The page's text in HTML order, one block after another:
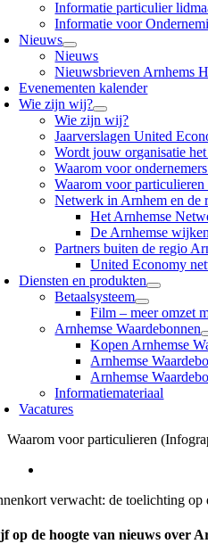
Informatie particulier
Informatie voor
Nieuws
Nieuws
Nieuwsbrieven Arnhems
Evenementen kalender
Wie zijn wij?
Wie zijn wij?
Jaarverslagen United
Wordt jouw organisatie
Waarom voor
Waarom voor
Netwerk in Arnhem en de
Het Arnhemse
De Arnhemse wijken
Partners buiten de regio
United Economy
Diensten en produkten
Betaalsysteem
Film – meer omzet
Arnhemse Waardebonnen
Kopen Arnhemse
Arnhemse
Arnhemse
Informatiemateriaal
Vacatures
Waarom voor particulieren
verwacht: de toelichting
op de hoogte van nieuws over